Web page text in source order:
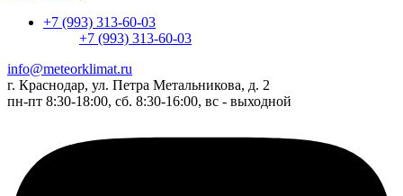
+7 (993) 313-60-03
+7 (993) 313-60-03
info@meteorklimat.ru
г. Краснодар, ул. Петра Метальникова, д. 2
пн-пт 8:30-18:00, сб. 8:30-16:00, вс - выходной